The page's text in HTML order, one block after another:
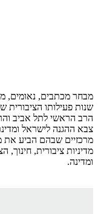
מבחר מכתבים, נאומים,
שנות פעילותו
הרב הראשי לתל אביב
צבא ההגנה לישראל
מרכזיים שבהם הביע את
מדיניות ציבורית, חינוך,
ומדינה.